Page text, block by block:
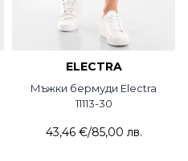
ELECTRA
Мъжки бермуди Electra
11113-30
43,46 €/85,00 лв.